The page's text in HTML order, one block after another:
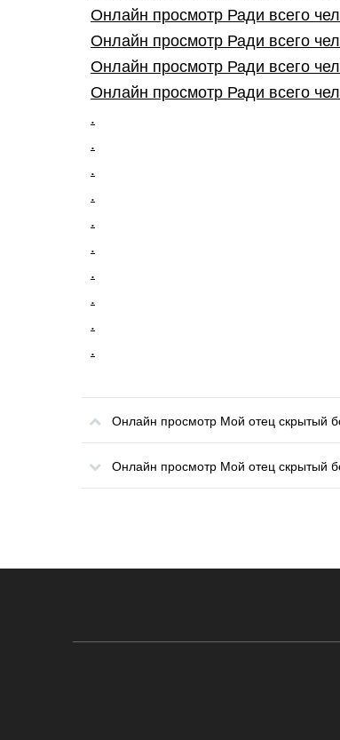
Онлайн просмотр Ради всего
Онлайн просмотр Ради всего
Онлайн просмотр Ради всего
Онлайн просмотр Ради всего
.
.
.
.
.
.
.
.
.
.
Онлайн просмотр Мой отец скрытый
Онлайн просмотр Мой отец скрытый